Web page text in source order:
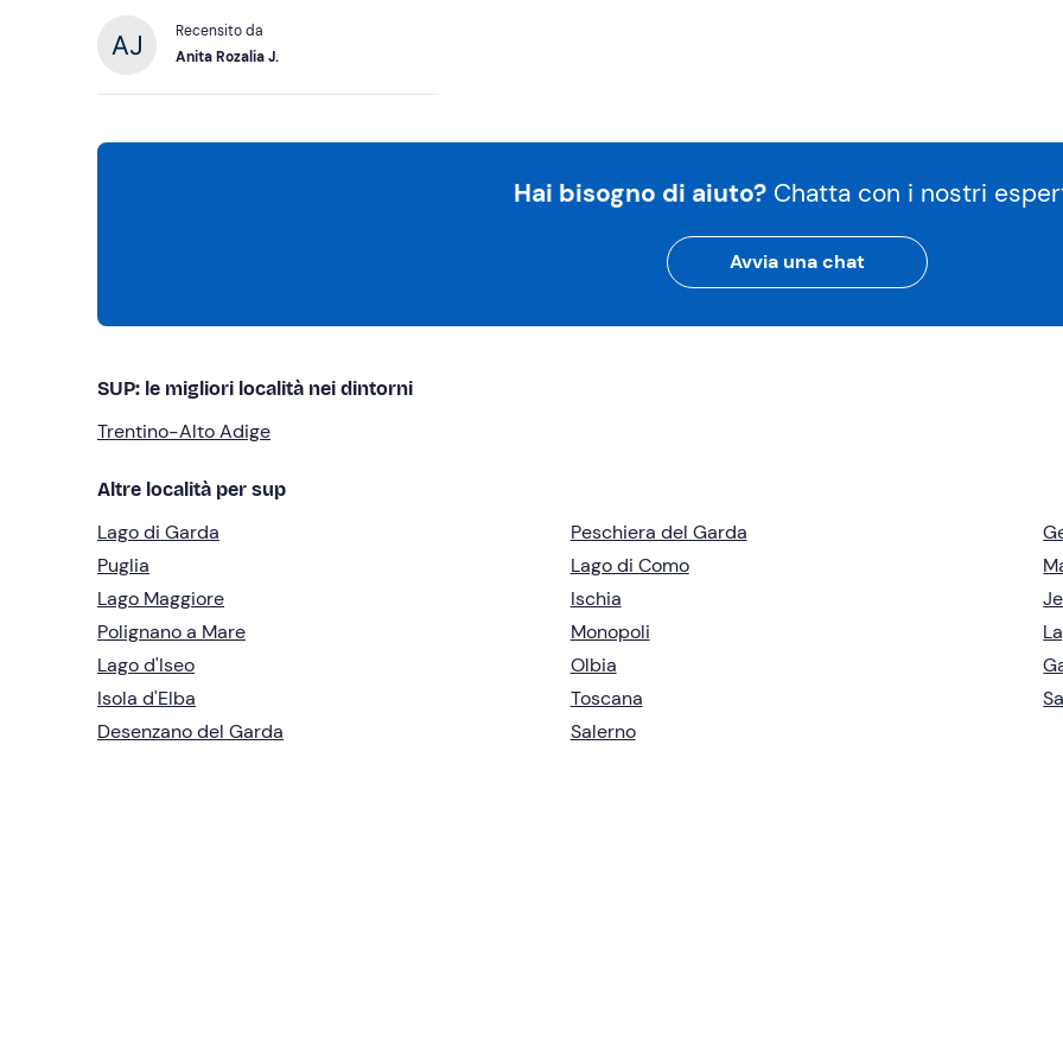
Recensito da
Anita Rozalia J.
Hai bisogno di aiuto? Chatta con i nostri
Avvia una chat
SUP: le migliori località nei dintorni
Trentino-Alto Adige
Altre località per sup
Lago di Garda
Puglia
Lago Maggiore
Polignano a Mare
Lago d'Iseo
Isola d'Elba
Desenzano del Garda
Peschiera del Garda
Lago di Como
Ischia
Monopoli
Olbia
Toscana
Salerno